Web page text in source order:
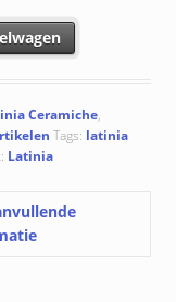
Ceramiche,
Tags: latinia
Latinia